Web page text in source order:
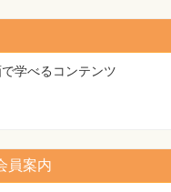
下の脚注※24
Instruction Multiple Data）
Instruction Single Data）
の5行目（コメント）。
学べるコンテンツ
員案内